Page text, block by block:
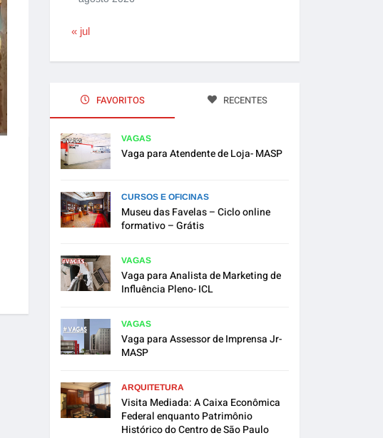
« jul
FAVORITOS RECENTES
VAGAS
Vaga para Atendente de Loja- MASP
CURSOS E OFICINAS
Museu das Favelas – Ciclo online
formativo – Grátis
VAGAS
Vaga para Analista de Marketing de
Influência Pleno- ICL
VAGAS
Vaga para Assessor de Imprensa Jr-
MASP
ARQUITETURA
Visita Mediada: A Caixa Econômica
Federal enquanto Patrimônio
Histórico do Centro de São Paulo